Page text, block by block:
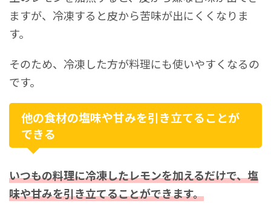
ますが、冷凍すると皮から苦味が出にくくなりま
す。
そのため、冷凍した方が料理にも使いやすくなるの
です。
他の食材の塩味や甘みを引き立てることが
できる
いつもの料理に冷凍したレモンを加えるだけで、塩
味や甘みを引き立てることができます。